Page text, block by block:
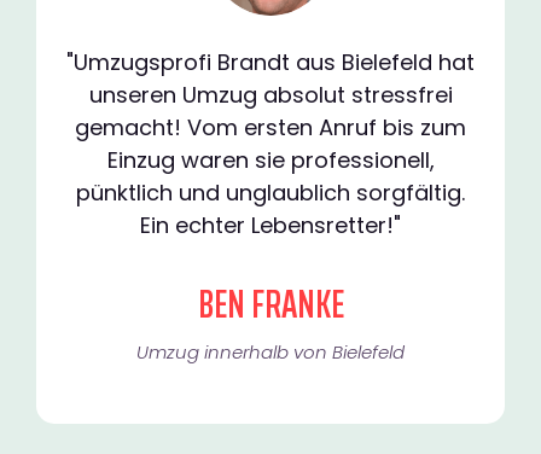
"Umzugsprofi Brandt aus Bielefeld hat
unseren Umzug absolut stressfrei
gemacht! Vom ersten Anruf bis zum
Einzug waren sie professionell,
pünktlich und unglaublich sorgfältig.
Ein echter Lebensretter!"
BEN FRANKE
Umzug innerhalb von Bielefeld​